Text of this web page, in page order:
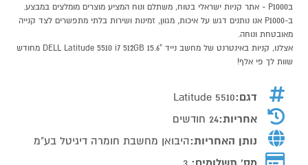
בP1000 - אתר קניות ישראלי בטוח, משתלם ונוח המציע מוצרים מומלצים במבצע.
ב-P1000 אנו נותנים דגש על איכות, מגוון, זמינות ושירות בלתי מתפשרים לצד קנייה
מאובטחת ונוחה.
אצלנו, קניות באינטרנט של מחשב נייד "DELL Latitude 5510 i7 512GB 15.6 מחודש
שוות לך פי אלף!
דגם:Latitude 5510
אחריות:24 חודשים
נותן האחריות:היבואן מחשבת חומרה דיגיטל בע"מ